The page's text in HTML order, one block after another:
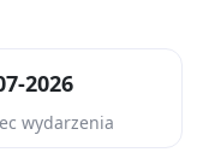
2026
wydarzenia